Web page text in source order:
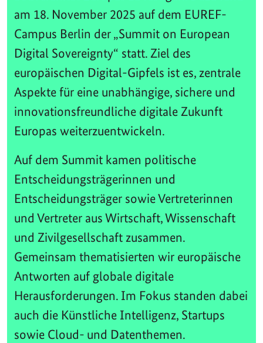
am 18. November 2025 auf dem EUREF-
Campus Berlin der „Summit on European
Digital Sovereignty“ statt. Ziel des
europäischen Digital-Gipfels ist es, zentrale
Aspekte für eine unabhängige, sichere und
innovationsfreundliche digitale Zukunft
Europas weiterzuentwickeln.
Auf dem Summit kamen politische
Entscheidungsträgerinnen und
Entscheidungsträger sowie Vertreterinnen
und Vertreter aus Wirtschaft, Wissenschaft
und Zivilgesellschaft zusammen.
Gemeinsam thematisierten wir europäische
Antworten auf globale digitale
Herausforderungen. Im Fokus standen dabei
auch die Künstliche Intelligenz, Startups
sowie Cloud- und Datenthemen.